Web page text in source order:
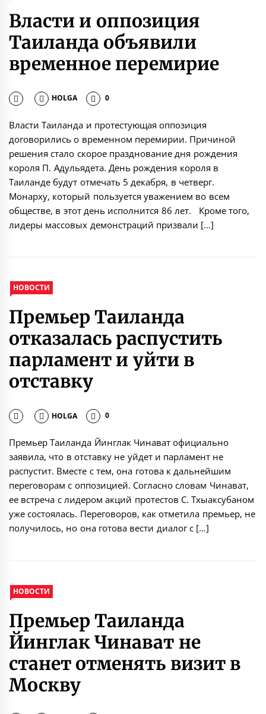
Власти и оппозиция
Таиланда объявили
временное перемирие
HOLGA 0
Власти Таиланда и протестующая оппозиция
договорились о временном перемирии. Причиной
решения стало скорое празднование дня рождения
короля П. Адульядета. День рождения короля в
Таиланде будут отмечать 5 декабря, в четверг.
Монарху, который пользуется уважением во всем
обществе, в этот день исполнится 86 лет. Кроме того,
лидеры массовых демонстраций призвали […]
НОВОСТИ
Премьер Таиланда
отказалась распустить
парламент и уйти в
отставку
HOLGA 0
Премьер Таиланда Йинглак Чинават официально
заявила, что в отставку не уйдет и парламент не
распустит. Вместе с тем, она готова к дальнейшим
переговорам с оппозицией. Согласно словам Чинават,
ее встреча с лидером акций протестов С. Тхыаксубаном
уже состоялась. Переговоров, как отметила премьер, не
получилось, но она готова вести диалог с […]
НОВОСТИ
Премьер Таиланда
Йинглак Чинават не
станет отменять визит в
Москву